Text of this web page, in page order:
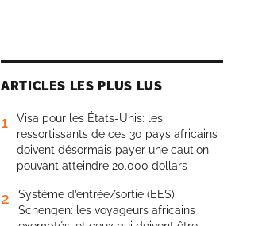
ARTICLES LES PLUS LUS
1
Visa pour les États-Unis: les
ressortissants de ces 30 pays africains
doivent désormais payer une caution
pouvant atteindre 20.000 dollars
2
Système d’entrée/sortie (EES)
Schengen: les voyageurs africains